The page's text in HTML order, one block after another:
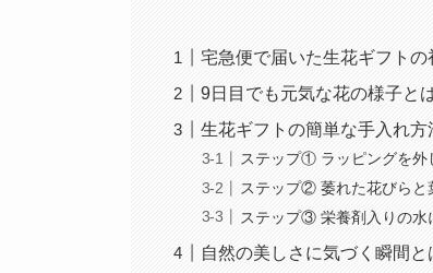
宅急便で届いた生花ギフト
9日目でも元気な花の様子と
生花ギフトの簡単な手入れ
ステップ① ラッピングを外
ステップ② 萎れた花びらと
ステップ③ 栄養剤入りの水
自然の美しさに気づく瞬間